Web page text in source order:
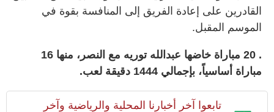
القادرين على إعادة الفريق إلى المنافسة بقوة في
الموسم المقبل.
. 20 مباراة خاضها عبدالله توريه مع النصر، منها 16
مباراة أساسياً، بإجمالي 1444 دقيقة لعب.
تابعوا آخر أخبارنا المحلية والرياضية وآخر